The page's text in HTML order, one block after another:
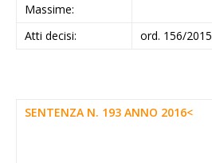
Massime:
Atti decisi:
ord. 156/2015
SENTENZA N. 193 ANNO 2016<